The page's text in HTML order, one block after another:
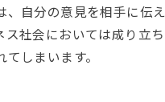
、自分の意見を相手に伝
ス社会においては成り立
てしまいます。